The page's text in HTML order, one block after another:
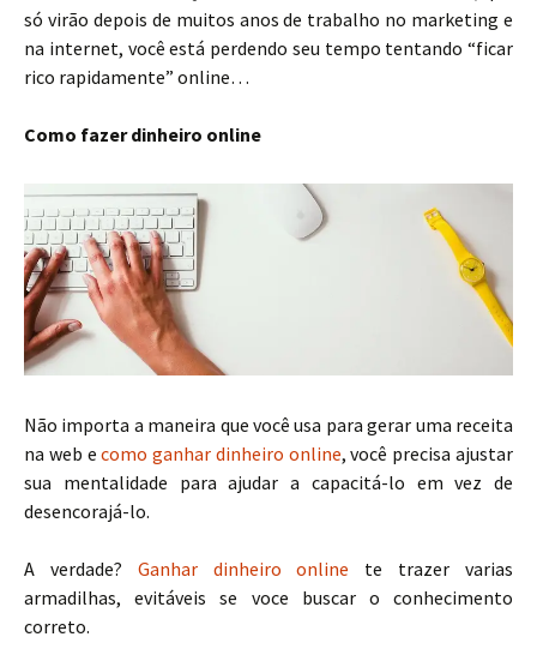
só virão depois de muitos anos de trabalho no marketing e
na internet, você está perdendo seu tempo tentando “ficar
rico rapidamente” online…
Como fazer dinheiro online
Não importa a maneira que você usa para gerar uma receita
na web ecomo ganhar dinheiro online, você precisa ajustar
sua mentalidade para ajudar a capacitá-lo em vez de
desencorajá-lo.
A verdade? Ganhar dinheiro online te trazer varias
armadilhas, evitáveis se voce buscar o conhecimento
correto.